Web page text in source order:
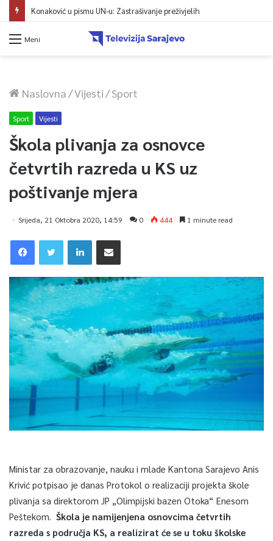
Konaković u pismu UN-u: Zastrašivanje preživjelih
Meni
Naslovna/Vijesti/Sport
Sport Vijesti
Škola plivanja za osnovce
četvrtih razreda u KS uz
poštivanje mjera
Srijeda, 21 Oktobra 2020, 14:59 0 444 1 minute read
Ministar za obrazovanje, nauku i mlade Kantona Sarajevo Anis
Krivić potpisao je danas Protokol o realizaciji projekta škole
plivanja sa direktorom JP „Olimpijski bazen Otoka“ Enesom
Peštekom. Škola je namijenjena osnovcima četvrtih
razreda s područja KS, a realizirat će se u toku školske